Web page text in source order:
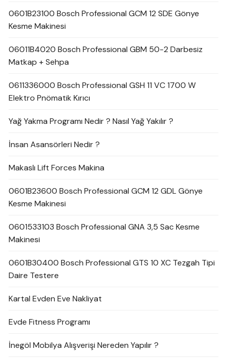
0601B23100 Bosch Professional GCM 12 SDE Gönye
Kesme Makinesi
06011B4020 Bosch Professional GBM 50-2 Darbesiz
Matkap + Sehpa
0611336000 Bosch Professional GSH 11 VC 1700 W
Elektro Pnömatik Kırıcı
Yağ Yakma Programı Nedir ? Nasıl Yağ Yakılır ?
İnsan Asansörleri Nedir ?
Makaslı Lift Forces Makina
0601B23600 Bosch Professional GCM 12 GDL Gönye
Kesme Makinesi
0601533103 Bosch Professional GNA 3,5 Sac Kesme
Makinesi
0601B30400 Bosch Professional GTS 10 XC Tezgah Tipi
Daire Testere
Kartal Evden Eve Nakliyat
Evde Fitness Programı
İnegöl Mobilya Alışverişi Nereden Yapılır ?